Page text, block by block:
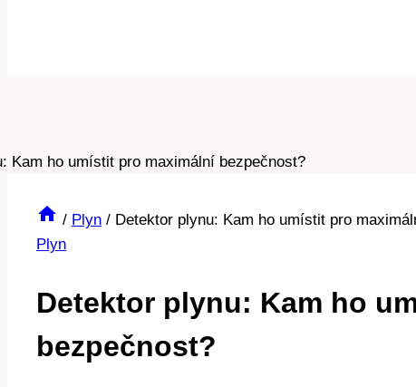
/ Plyn / Detektor plynu: Kam ho umístit pro
Plyn
Detektor plynu: Kam ho
bezpečnost?